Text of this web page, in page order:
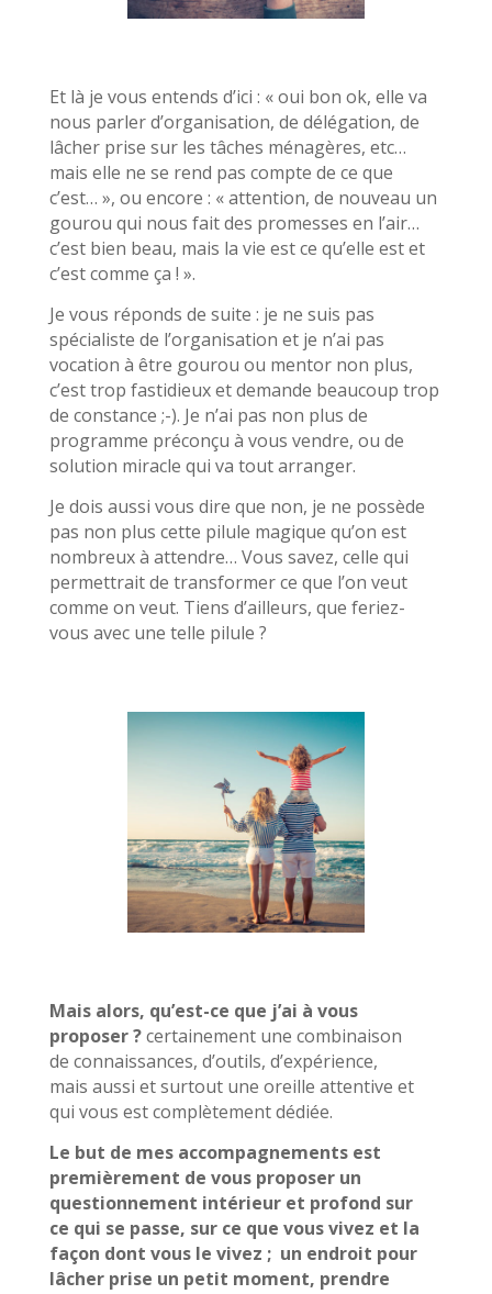
Et là je vous entends d’ici : « oui bon ok, elle va
nous parler d’organisation, de délégation, de
lâcher prise sur les tâches ménagères, etc…
mais elle ne se rend pas compte de ce que
c’est… », ou encore : « attention, de nouveau un
gourou qui nous fait des promesses en l’air…
c’est bien beau, mais la vie est ce qu’elle est et
c’est comme ça ! ».
Je vous réponds de suite : je ne suis pas
spécialiste de l’organisation et je n’ai pas
vocation à être gourou ou mentor non plus,
c’est trop fastidieux et demande beaucoup trop
de constance ;-). Je n’ai pas non plus de
programme préconçu à vous vendre, ou de
solution miracle qui va tout arranger.
Je dois aussi vous dire que non, je ne possède
pas non plus cette pilule magique qu’on est
nombreux à attendre… Vous savez, celle qui
permettrait de transformer ce que l’on veut
comme on veut. Tiens d’ailleurs, que feriez-
vous avec une telle pilule ?
Mais alors, qu’est-ce que j’ai à vous
proposer ?certainement une combinaison
de connaissances, d’outils, d’expérience,
mais aussi et surtout une oreille attentive et
qui vous est complètement dédiée.
Le but de mes accompagnements est
premièrement de vous proposer un
questionnement intérieur et profond sur
ce qui se passe, sur ce que vous vivez et la
façon dont vous le vivez ; un endroit pour
lâcher prise un petit moment, prendre